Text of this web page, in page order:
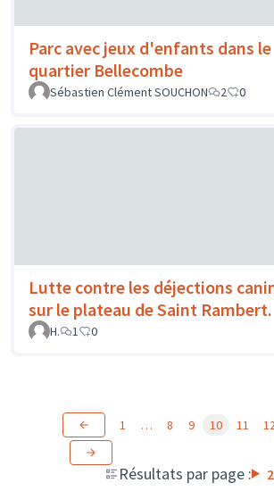
Parc avec jeux d'enfants dans le
quartier Bellecombe
Sébastien Clément SOUCHON
2 0
Lutte contre les déjections
sur le plateau de Saint Rambert.
H.
1 0
Résultats par page :
1 … 8 9 10 11 12